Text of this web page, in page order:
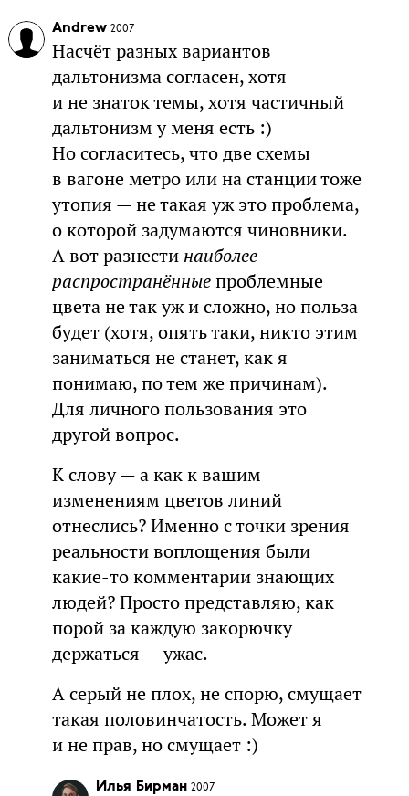
Andrew 2007
Насчёт разных вариантов
дальтонизма согласен, хотя
и не знаток темы, хотя частичный
дальтонизм у меня есть :)
Но согласитесь, что две схемы
в вагоне метро или на станции тоже
утопия — не такая уж это проблема,
о которой задумаются чиновники.
А вот разнести наиболее
распространённыепроблемные
цвета не так уж и сложно, но польза
будет (хотя, опять таки, никто этим
заниматься не станет, как я
понимаю, по тем же причинам).
Для личного пользования это
другой вопрос.
К слову — а как к вашим
изменениям цветов линий
отнеслись? Именно с точки зрения
реальности воплощения были
какие-то комментарии знающих
людей? Просто представляю, как
порой за каждую закорючку
держаться — ужас.
А серый не плох, не спорю, смущает
такая половинчатость. Может я
и не прав, но смущает :)
Илья Бирман 2007